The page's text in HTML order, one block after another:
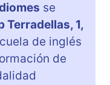
se
Terradellas, 1,
de inglés
de